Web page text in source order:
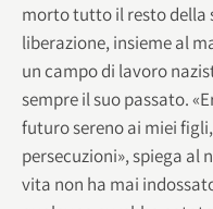
morto tutto il resto della
liberazione, insieme al
un campo di lavoro
sempre il suo passato.
futuro sereno ai miei
persecuzioni», spiega al
vita non ha mai